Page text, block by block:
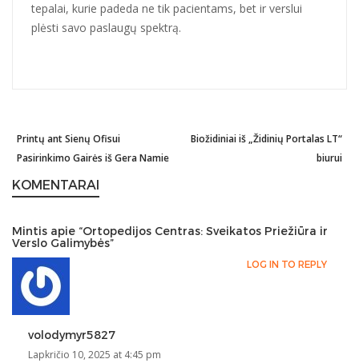
tepalai, kurie padeda ne tik pacientams, bet ir verslui
plėsti savo paslaugų spektrą.
Post
navigation
Previous
post:
Printų ant Sienų Ofisui
Pasirinkimo Gairės iš Gera Namie
Biožidiniai iš „Židinių Portalas LT“
biurui
KOMENTARAI
Mintis apie “Ortopedijos Centras: Sveikatos Priežiūra ir
Verslo Galimybės”
volodymyr5827
Lapkričio 10, 2025 at 4:45 pm
LOG IN TO REPLY